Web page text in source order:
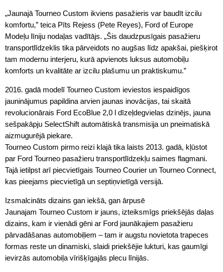
„Jaunajā Tourneo Custom ikviens pasažieris var baudīt izcilu
komfortu,” teica Pīts Rejess (Pete Reyes), Ford of Europe
Modeļu līniju nodaļas vadītājs. „Šis daudzpusīgais pasažieru
transportlīdzeklis tika pārveidots no augšas līdz apakšai, piešķirot
tam modernu interjeru, kurā apvienots luksus automobiļu
komforts un kvalitāte ar izcilu plašumu un praktiskumu.”
2016. gadā modelī Tourneo Custom ieviestos iespaidīgos
jauninājumus papildina arvien jaunas inovācijas, tai skaitā
revolucionārais Ford EcoBlue 2,0 l dīzeļdegvielas dzinējs, jauna
sešpakāpju SelectShift automātiskā transmisija un pneimatiskā
aizmugurējā piekare.
Tourneo Custom pirmo reizi klajā tika laists 2013. gadā, kļūstot
par Ford Tourneo pasažieru transportlīdzekļu saimes flagmani.
Tajā ietilpst arī piecvietīgais Tourneo Courier un Tourneo Connect,
kas pieejams piecvietīgā un septiņvietīgā versijā.
Izsmalcināts dizains gan iekšā, gan ārpusē
Jaunajam Tourneo Custom ir jauns, izteiksmīgs priekšējās daļas
dizains, kam ir vienādi gēni ar Ford jaunākajiem pasažieru
pārvadāšanas automobiļiem – tam ir augstu novietota trapeces
formas reste un dinamiski, slaidi priekšējie lukturi, kas gaumīgi
ievirzās automobiļa vīrišķīgajās plecu līnijās.